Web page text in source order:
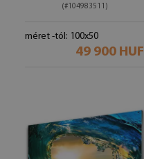
(#104983511)
méret -tól: 100x50
49 900 HUF